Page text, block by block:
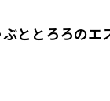
ととろろのエ